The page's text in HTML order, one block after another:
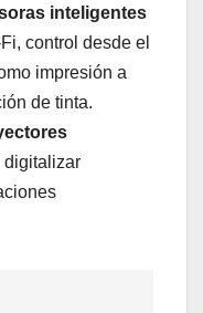
inteligentes
control desde el
impresión a
de tinta.
digitalizar